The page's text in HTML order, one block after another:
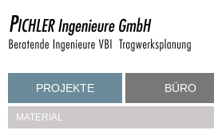
PROJEKTE BÜRO
MATERIAL